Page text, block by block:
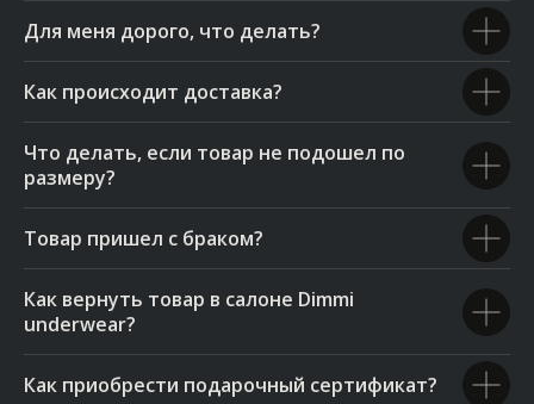
Для меня дорого, что делать?
Как происходит доставка?
Что делать, если товар не подошел по
размеру?
Товар пришел с браком?
Как вернуть товар в салоне Dimmi
underwear?
Как приобрести подарочный сертификат?